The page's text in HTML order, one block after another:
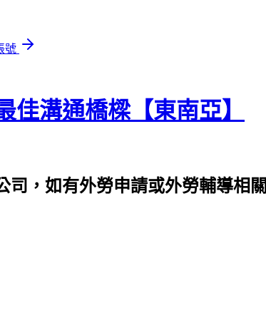
號
佳溝通橋樑【東南亞】
，如有外勞申請或外勞輔導相